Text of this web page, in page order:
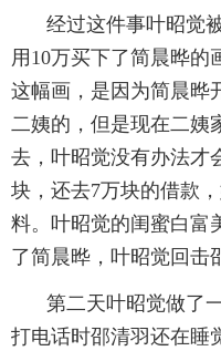
经过这件事叶昭觉
用10万买下了简晨晔的
这幅画，是因为简晨晔
二姨的，但是现在二姨
去，叶昭觉没有办法才
块，还去7万块的借款
料。叶昭觉的闺蜜白富
了简晨晔，叶昭觉回击
第二天叶昭觉做了
打电话时邵清羽还在睡